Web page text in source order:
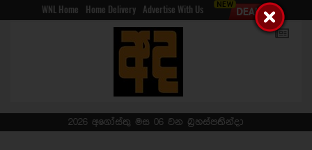
WNL Home Home Delivery Advertise With Us
2026 අගෝස්තු මස 06 වන බ්‍රහස්පතින්දා